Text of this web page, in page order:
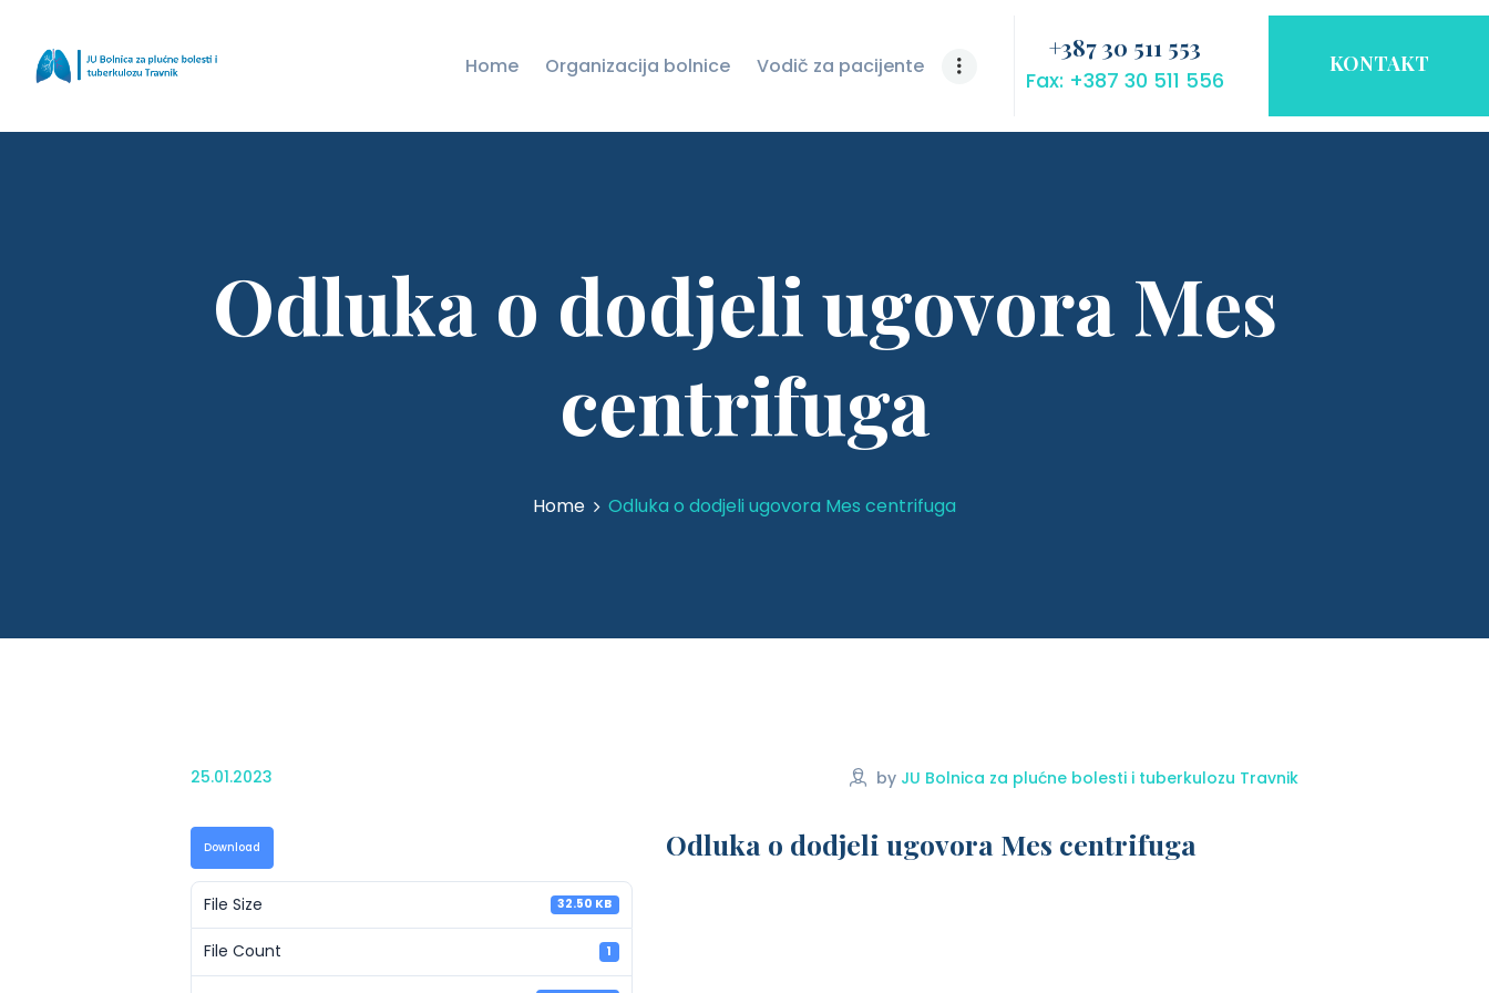
Home Organizacija bolnice Vodič za pacijente
+387 30 511 553
Fax: +387 30 511 556
KONTAKT
Odluka o dodjeli ugovora Mes
centrifuga
Home Odluka o dodjeli ugovora Mes centrifuga
JAVNE NABAVKE
25.01.2023 by JU Bolnica za plućne bolesti i tuberkulozu Travnik
Download
File Size 32.50 KB
File Count 1
Odluka o dodjeli ugovora Mes centrifuga